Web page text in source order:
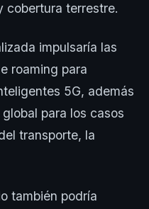
cobertura terrestre.
impulsaría las
roaming para
5G, además
para los casos
transporte, la
también podría